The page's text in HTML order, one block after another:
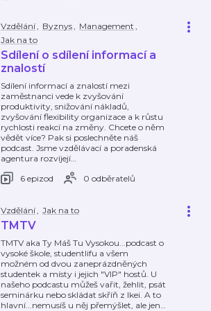
Vzdělání, Byznys, Management ,
Jak na to
Sdílení o sdílení informací a
znalostí
Sdílení informací a znalostí mezi
zaměstnanci vede k zvyšování
produktivity, snižování nákladů,
zvyšování flexibility organizace a k růstu
rychlosti reakcí na změny. Chcete o něm
vědět více? Pak si poslechněte náš
podcast. Jsme vzdělávací a poradenská
agentura rozvíjejí…
6 epizod
0 odběratelů
Vzdělání, Jak na to
TMTV
TMTV aka Ty Máš Tu Vysokou...podcast o
vysoké škole, studentlifu a všem
možném od dvou zaneprázdněných
studentek a místy i jejich "VIP" hostů. U
našeho podcastu můžeš vařit, žehlit, psát
seminárku nebo skládat skříň z Ikei. A to
hlavní...nemusíš u něj přemýšlet, ale jen…